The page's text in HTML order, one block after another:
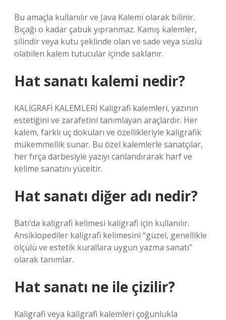
Bu amaçla kullanılır ve Java Kalemi olarak bilinir.
Bıçağı o kadar çabuk yıpranmaz. Kamış kalemler,
silindir veya kutu şeklinde olan ve sade veya süslü
olabilen kalem tutucular içinde saklanır.
Hat sanatı kalemi nedir?
KALİGRAFİ KALEMLERİ Kaligrafi kalemleri, yazının
estetiğini ve zarafetini tanımlayan araçlardır. Her
kalem, farklı uç dokuları ve özellikleriyle kaligrafik
mükemmellik sunar. Bu özel kalemlerle sanatçılar,
her fırça darbesiyle yazıyı canlandırarak harf ve
kelime sanatını yüceltir.
Hat sanatı diğer adı nedir?
Batı’da kaligrafi kelimesi kaligrafi için kullanılır.
Ansiklopediler kaligrafi kelimesini “güzel, genellikle
ölçülü ve estetik kurallara uygun yazma sanatı”
olarak tanımlar.
Hat sanatı ne ile çizilir?
Kaligrafi veya kaligrafi kalemleri çoğunlukla